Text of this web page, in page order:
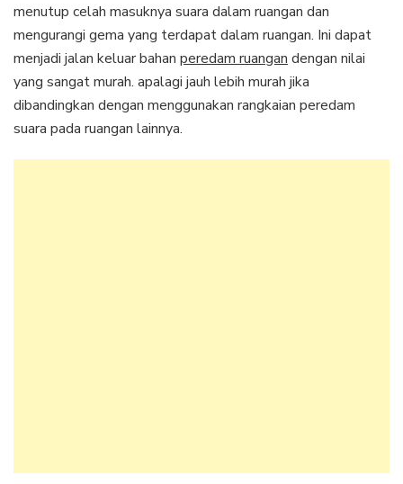
menutup celah masuknya suara dalam ruangan dan
mengurangi gema yang terdapat dalam ruangan. Ini dapat
menjadi jalan keluar bahan peredam ruangandengan nilai
yang sangat murah. apalagi jauh lebih murah jika
dibandingkan dengan menggunakan rangkaian peredam
suara pada ruangan lainnya.